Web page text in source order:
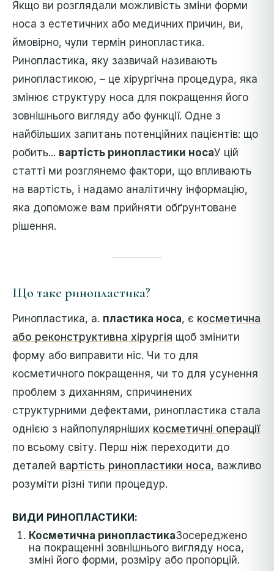
Якщо ви розглядали можливість зміни форми
носа з естетичних або медичних причин, ви,
ймовірно, чули термін ринопластика.
Ринопластика, яку зазвичай називають
ринопластикою, – це хірургічна процедура, яка
змінює структуру носа для покращення його
зовнішнього вигляду або функції. Одне з
найбільших запитань потенційних пацієнтів: що
робить... вартість ринопластики носаУ цій
статті ми розглянемо фактори, що впливають
на вартість, і надамо аналітичну інформацію,
яка допоможе вам прийняти обґрунтоване
рішення.
Що таке ринопластика?
Ринопластика, а. пластика носа, є косметична
або реконструктивна хірургія щоб змінити
форму або виправити ніс. Чи то для
косметичного покращення, чи то для усунення
проблем з диханням, спричинених
структурними дефектами, ринопластика стала
однією з найпопулярніших косметичні операції
по всьому світу. Перш ніж переходити до
деталей вартість ринопластики носа, важливо
розуміти різні типи процедур.
ВИДИ РИНОПЛАСТИКИ:
Косметична ринопластикаЗосереджено
на покращенні зовнішнього вигляду носа,
зміні його форми, розміру або пропорцій.